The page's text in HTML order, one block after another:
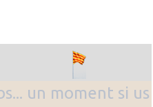
un moment si us